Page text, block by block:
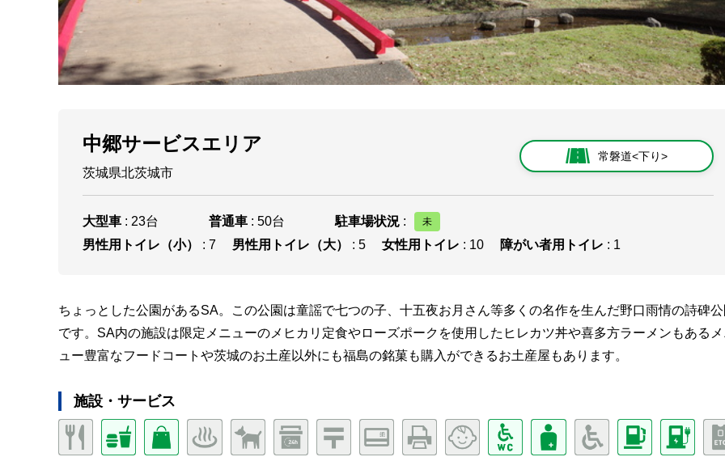
中郷サービスエリア
茨城県北茨城市
常磐道<下り>
大型車 : 23台 普通車 : 50台 駐車場状況 :
男性用トイレ（小）
: 7 男性用トイレ（大） : 5 女性用トイレ : 10 障がい者用トイレ : 1
ちょっとした公園があるSA。この公園は童謡で七つの子、十五夜お月さん等多くの名作を生んだ野口雨情の詩碑
です。SA内の施設は限定メニューのメヒカリ定食やローズポークを使用したヒレカツ丼や喜多方ラーメンもある
ュー豊富なフードコートや茨城のお土産以外にも福島の銘菓も購入ができるお土産屋もあります。
施設・サービス